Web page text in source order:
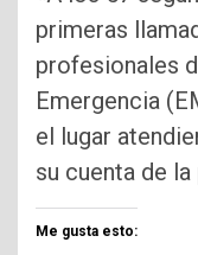
primeras
profesionales
Emergencia
el lugar
su cuenta de
Me gusta esto: